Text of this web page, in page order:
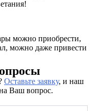
можно приобрести,
можно даже привести
Оставьте заявку, и наш
Ваш вопрос.